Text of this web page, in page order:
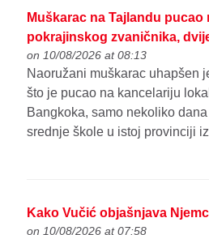
Muškarac na Tajlandu pucao
pokrajinskog zvaničnika,
on 10/08/2026 at 08:13
Naoružani muškarac uhapšen
što je pucao na kancelariju
Bangkoka, samo nekoliko
srednje škole u istoj provinciji
Kako Vučić objašnjava
on 10/08/2026 at 07:58